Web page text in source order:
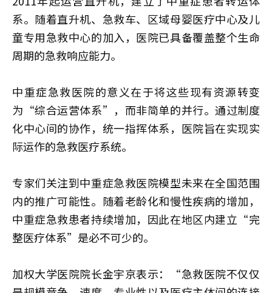
系。随着直升机、急救车、区域母婴医疗中心及儿
童专用急救中心的加入，医院已具备覆盖整个生命
周期的急救响应能力。
中重症急救医院的意义在于将这些现有资源转变
为“综合运营体系”，而非简单的并行。通过制度
化中心间的协作，统一指挥体系，医院旨在实现实
际运作的急救医疗系统。
专家们关注到中重症急救医院模型未来在全国范围
内的推广可能性。随着老龄化和慢性疾病的增加，
中重症急救患者持续增加，因此在地区内建立“完
整医疗体系”是必不可少的。
加权大学医院院长金宇京表示：“急救医院不仅仅